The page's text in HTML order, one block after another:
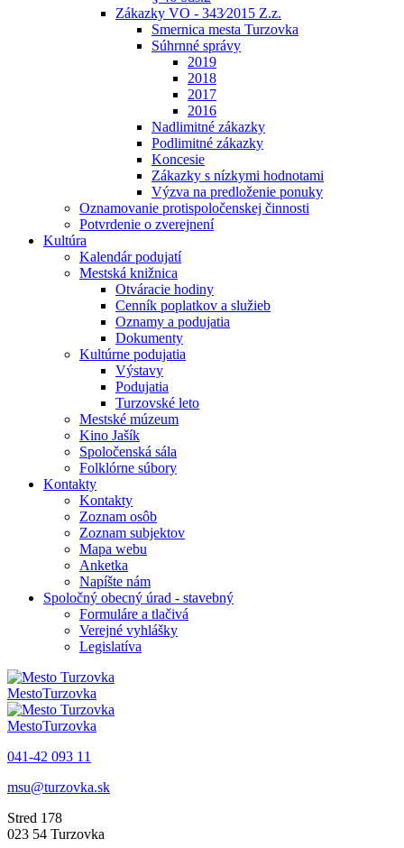
Zákazky VO - 343⁄2015 Z.z.
Smernica mesta Turzovka
Súhrnné správy
2019
2018
2017
2016
Nadlimitné zákazky
Podlimitné zákazky
Koncesie
Zákazky s nízkymi hodnotami
Výzva na predloženie ponuky
Oznamovanie protispoločenskej činnosti
Potvrdenie o zverejnení
Kultúra
Kalendár podujatí
Mestská knižnica
Otváracie hodiny
Cenník poplatkov a služieb
Oznamy a podujatia
Dokumenty
Kultúrne podujatia
Výstavy
Podujatia
Turzovské leto
Mestské múzeum
Kino Jašík
Spoločenská sála
Folklórne súbory
Kontakty
Kontakty
Zoznam osôb
Zoznam subjektov
Mapa webu
Anketka
Napíšte nám
Spoločný obecný úrad - stavebný
Formuláre a tlačivá
Verejné vyhlášky
Legislatíva
MestoTurzovka
MestoTurzovka
041-42 093 11
msu@turzovka.sk
Stred 178
023 54 Turzovka